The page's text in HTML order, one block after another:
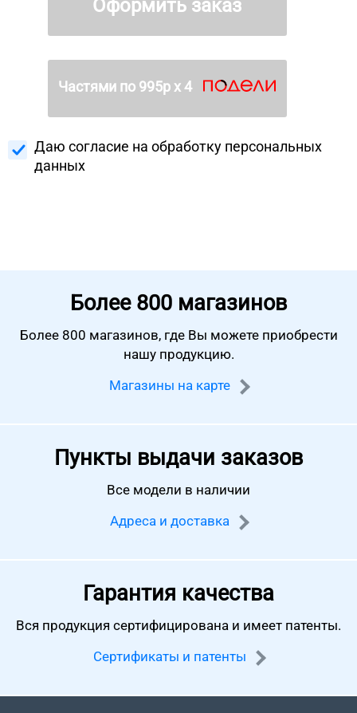
Оформить заказ
Частями по 995р х 4
Даю согласие на обработку персональных
данных
Более 800 магазинов
Более 800 магазинов, где Вы можете приобрести
нашу продукцию.
Магазины на карте
Пункты выдачи заказов
Все модели в наличии
Адреса и доставка
Гарантия качества
Вся продукция сертифицирована и имеет патенты.
Сертификаты и патенты